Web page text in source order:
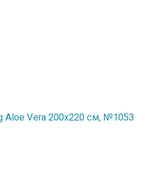
Aloe Vera 200x220 см, №1053